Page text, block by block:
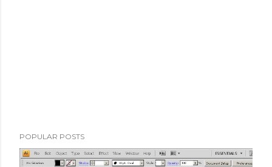
POPULAR POSTS